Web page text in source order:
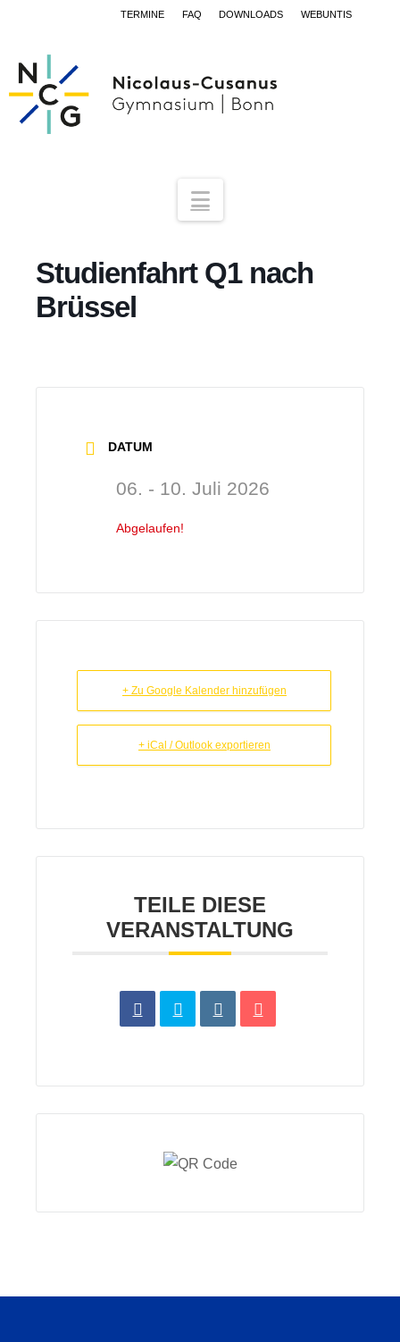
TERMINE FAQ DOWNLOADS WEBUNTIS
Navigation
Studienfahrt Q1 nach
Brüssel
DATUM
06. - 10. Juli 2026
Abgelaufen!
+ Zu Google Kalender hinzufügen
+ iCal / Outlook exportieren
TEILE DIESE
VERANSTALTUNG